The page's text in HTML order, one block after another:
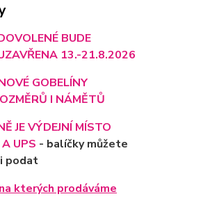
BUDE
13.-21.8.2026
GOBELÍNY
I NÁMĚTŮ
JE VÝDEJNÍ MÍSTO
UPS - balíčky můžete
podat
kterých prodáváme